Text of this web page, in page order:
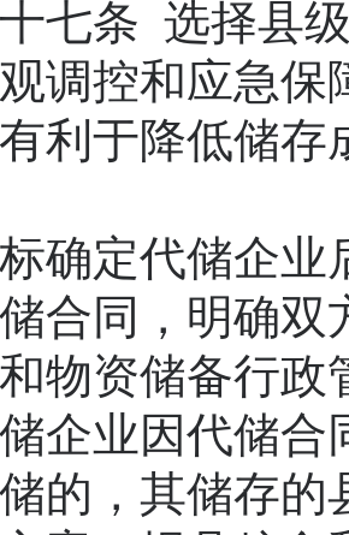
条 选择县级
调控和应急保
利于降低储存
定代储企业
合同，明确双
物资储备行政
业因代储合
的，其储存的